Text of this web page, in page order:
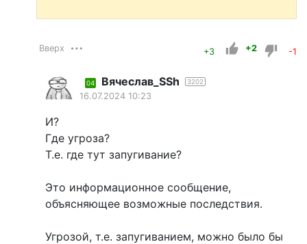
Вверх +3 +2 -1
04 Вячеслав_SSh 3202
16.07.2024 10:23
И?
Где угроза?
Т.е. где тут запугивание?
Это информационное сообщение,
объясняющее возможные последствия.
Угрозой, т.е. запугиванием, можно было бы